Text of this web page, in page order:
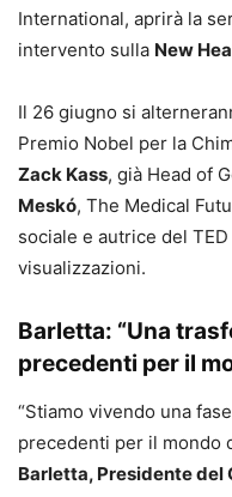
International, aprirà la
intervento sulla New
Il 26 giugno si
Premio Nobel per la
Zack Kass, già Head of
Meskó, The Medical
sociale e autrice del
visualizzazioni.
Barletta: “Una
precedenti per il
“Stiamo vivendo una
precedenti per il mondo
Barletta, Presidente